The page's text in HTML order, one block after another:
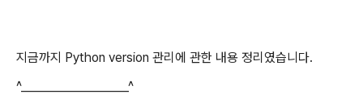
지금까지 Python version 관리에 관한 내용 정리였습니다.
^___________________^